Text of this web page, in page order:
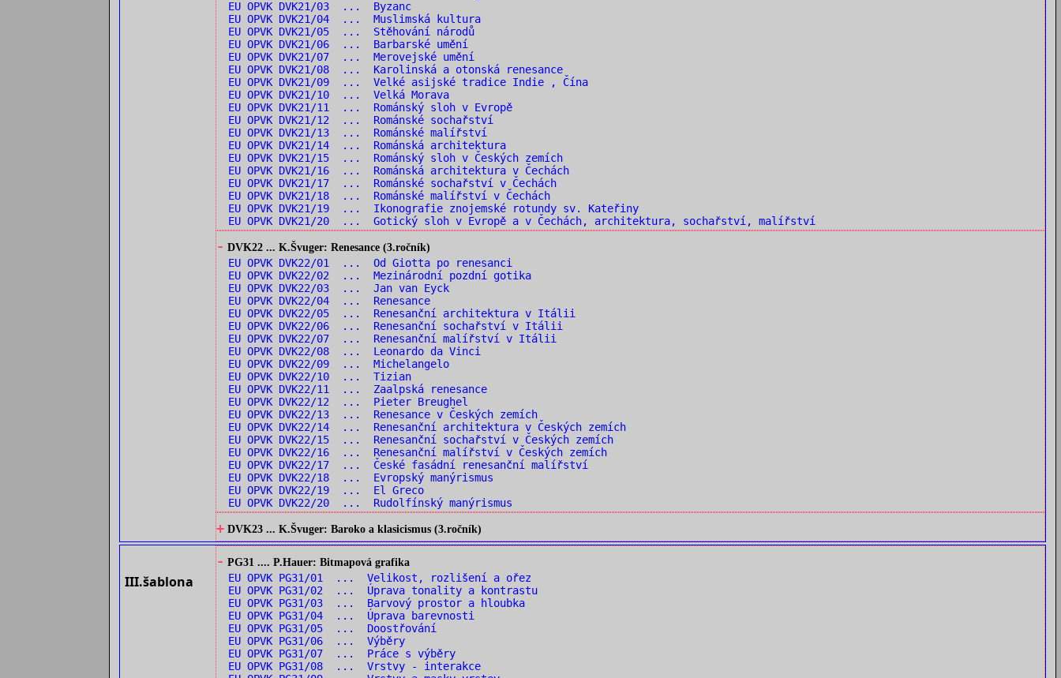
EU OPVK DVK21/03 ... Byzanc
EU OPVK DVK21/04 ... Muslimská kultura
EU OPVK DVK21/05 ... Stěhování národů
EU OPVK DVK21/06 ... Barbarské umění
EU OPVK DVK21/07 ... Merovejské umění
EU OPVK DVK21/08 ... Karolinská a otonská renesance
EU OPVK DVK21/09 ... Velké asijské tradice Indie , Čína
EU OPVK DVK21/10 ... Velká Morava
EU OPVK DVK21/11 ... Románský sloh v Evropě
EU OPVK DVK21/12 ... Románské sochařství
EU OPVK DVK21/13 ... Románské malířství
EU OPVK DVK21/14 ... Románská architektura
EU OPVK DVK21/15 ... Románský sloh v Českých zemích
EU OPVK DVK21/16 ... Románská architektura v Čechách
EU OPVK DVK21/17 ... Románské sochařství v Čechách
EU OPVK DVK21/18 ... Románské malířství v Čechách
EU OPVK DVK21/19 ... Ikonografie znojemské rotundy sv. Kateřiny
EU OPVK DVK21/20 ... Gotický sloh v Evropě a v Čechách, architektura, sochařství, malířství
- DVK22 ... K.Švuger: Renesance (3.ročník)
EU OPVK DVK22/01 ... Od Giotta po renesanci
EU OPVK DVK22/02 ... Mezinárodní pozdní gotika
EU OPVK DVK22/03 ... Jan van Eyck
EU OPVK DVK22/04 ... Renesance
EU OPVK DVK22/05 ... Renesanční architektura v Itálii
EU OPVK DVK22/06 ... Renesanční sochařství v Itálii
EU OPVK DVK22/07 ... Renesanční malířství v Itálii
EU OPVK DVK22/08 ... Leonardo da Vinci
EU OPVK DVK22/09 ... Michelangelo
EU OPVK DVK22/10 ... Tizian
EU OPVK DVK22/11 ... Zaalpská renesance
EU OPVK DVK22/12 ... Pieter Breughel
EU OPVK DVK22/13 ... Renesance v Českých zemích
EU OPVK DVK22/14 ... Renesanční architektura v Českých zemích
EU OPVK DVK22/15 ... Renesanční sochařství v Českých zemích
EU OPVK DVK22/16 ... Renesanční malířství v Českých zemích
EU OPVK DVK22/17 ... České fasádní renesanční malířství
EU OPVK DVK22/18 ... Evropský manýrismus
EU OPVK DVK22/19 ... El Greco
EU OPVK DVK22/20 ... Rudolfínský manýrismus
+ DVK23 ... K.Švuger: Baroko a klasicismus (3.ročník)
III.šablona
- PG31 .... P.Hauer: Bitmapová grafika
EU OPVK PG31/01 ... Velikost, rozlišení a ořez
EU OPVK PG31/02 ... Úprava tonality a kontrastu
EU OPVK PG31/03 ... Barvový prostor a hloubka
EU OPVK PG31/04 ... Úprava barevnosti
EU OPVK PG31/05 ... Doostřování
EU OPVK PG31/06 ... Výběry
EU OPVK PG31/07 ... Práce s výběry
EU OPVK PG31/08 ... Vrstvy - interakce